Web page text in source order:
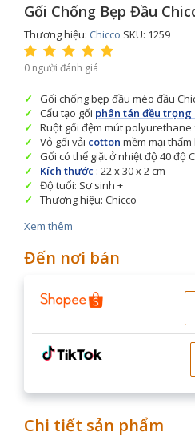
Gối Chống Bẹp Đầu
Thương hiệu: Chicco SKU: 1259
0 người đánh giá
Gối chống bẹp đầu méo đầu
Cấu tạo gối phân tán đều trọng
Ruột gối đệm mút polyurethane
Vỏ gối vải cotton mềm mại
Gối có thể giặt ở nhiệt độ 40 độ C
Kích thước : 22 x 30 x 2 cm
Độ tuổi: Sơ sinh +
Thương hiệu: Chicco
Xem thêm
Đến nơi bán
Chi tiết sản phẩm